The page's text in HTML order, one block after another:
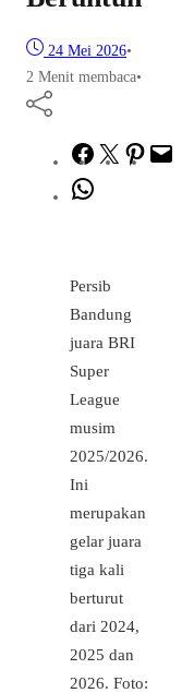
24 Mei 2026•
2 Menit membaca•
Facebook
TwitterPinterest
Persib
Bandung
juara BRI
Super
League
musim
2025/2026.
Ini
merupakan
gelar juara
tiga kali
berturut
dari 2024,
2025 dan
2026. Foto: